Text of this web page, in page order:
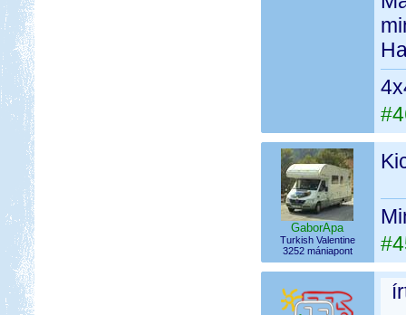
GaborApa
Turkish Valentine
3252 mániapont